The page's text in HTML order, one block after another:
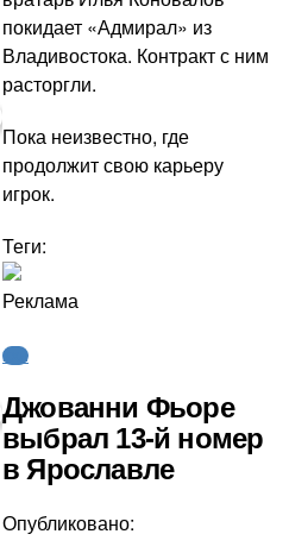
покидает «Адмирал» из
Владивостока. Контракт с ним
расторгли.
Пока неизвестно, где
продолжит свою карьеру
игрок.
Теги:
Реклама
КХЛ
Джованни Фьоре
выбрал 13-й номер
в Ярославле
Опубликовано: